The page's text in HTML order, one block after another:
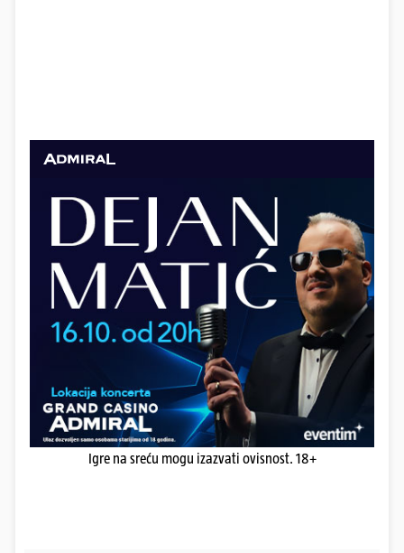
Igre na sreću mogu izazvati ovisnost. 18+